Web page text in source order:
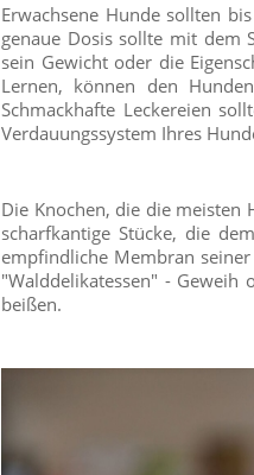
Erwachsene Hunde sollten
genaue Dosis sollte mit dem
sein Gewicht oder die
Lernen, können den
Schmackhafte Leckereien
Verdauungssystem Ihres
Die Knochen, die die meisten
scharfkantige Stücke, die
empfindliche Membran
"Walddelikatessen" - Geweih
beißen.